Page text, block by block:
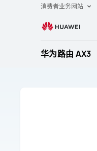
消费者业务网站
华为路由 AX3